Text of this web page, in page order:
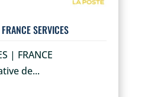
SERVICES
| FRANCE
de...